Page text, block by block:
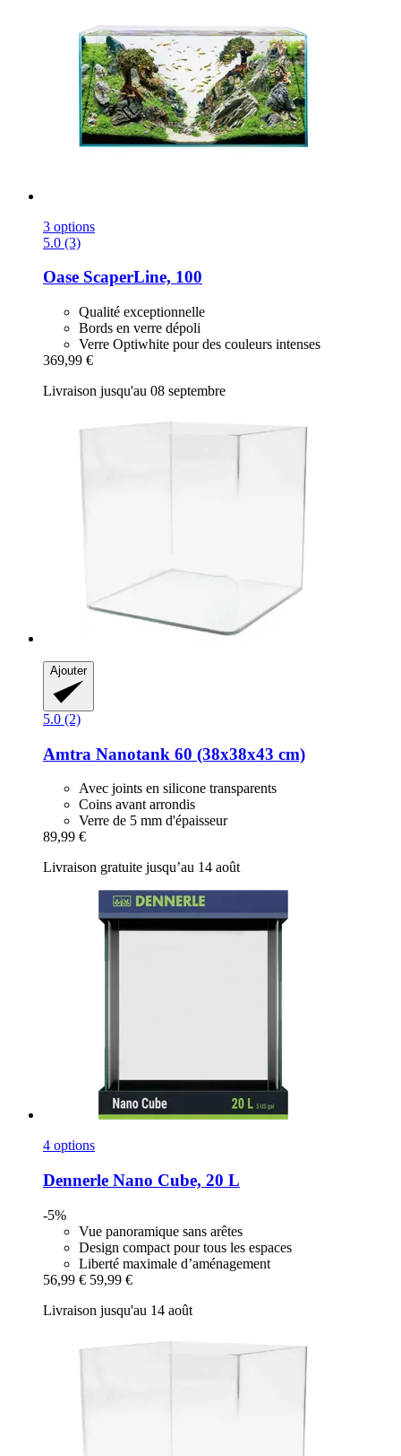
3 options
5.0 (3)
Oase ScaperLine, 100
Qualité exceptionnelle
Bords en verre dépoli
Verre Optiwhite pour des couleurs intenses
369,99 €
Livraison jusqu'au 08 septembre
Ajouter
5.0 (2)
Amtra Nanotank 60 (38x38x43 cm)
Avec joints en silicone transparents
Coins avant arrondis
Verre de 5 mm d'épaisseur
89,99 €
Livraison gratuite jusqu’au 14 août
4 options
Dennerle Nano Cube, 20 L
-5%
Vue panoramique sans arêtes
Design compact pour tous les espaces
Liberté maximale d’aménagement
56,99 € 59,99 €
Livraison jusqu'au 14 août